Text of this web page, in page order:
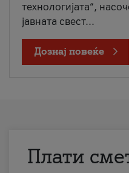
технологијата“,
јавната свест...
Дознај повеќе
Плати